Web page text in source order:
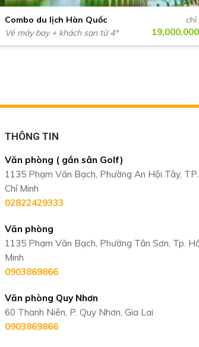
Combo du lịch Hàn Quốc
Vé máy bay + khách sạn từ 4*
THÔNG TIN
Văn phòng ( gần sân Golf)
1135 Phạm Văn Bạch, Phường An Hội Tây,
Chí Minh
02822429333
Văn phòng
1135 Phạm Văn Bạch, Phường Tân Sơn, Tp.
Minh
0903869866
Văn phòng Quy Nhơn
60 Thanh Niên, P. Quy Nhơn, Gia Lai
0903869866